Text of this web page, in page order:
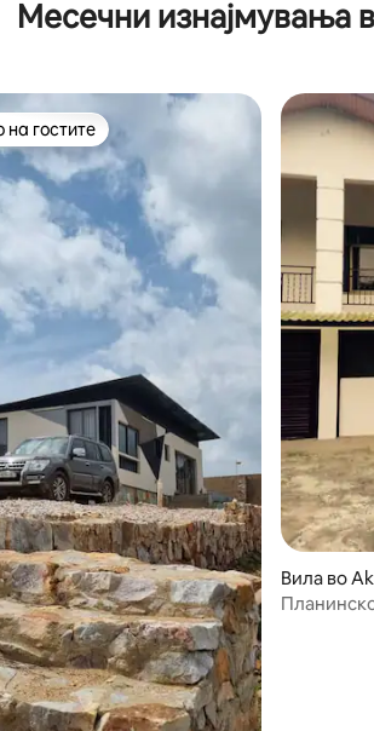
Месечни изнајмувања
од 5, 4 рецензии
гостите
гостите
Вила во